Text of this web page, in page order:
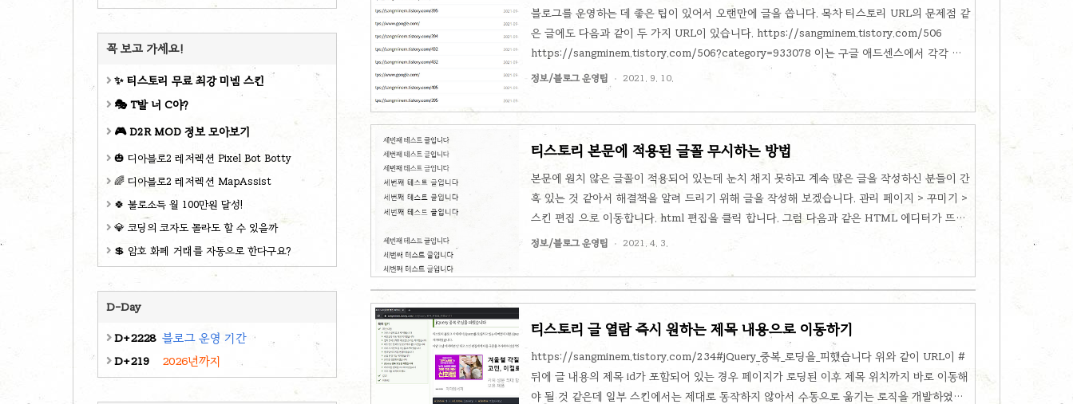
꼭 보고 가세요!
✨ 티스토리 무료 최강 미넴 스킨
🎭 T발 너 C야?
🎮 D2R MOD 정보 모아보기
🎃 디아블로2 레저렉션 Pixel Bot Botty
🌈 디아블로2 레저렉션 MapAssist
🍀 불로소득 월 100만원 달성!
💎 코딩의 코자도 몰라도 할 수 있을까
💲 암호 화폐 거래를 자동으로 한다구요?
D-Day
D+2228 블로그 운영 기간
D+219
2026년까지
블로그를 운영하는 데 좋은 팁이 있어서 오랜만에 글을 씁니다. 목차 티스토리 URL의 문제점 같
은 글에도 다음과 같이 두 가지 URL이 있습니다. https://sangminem.tistory.com/506
https://sangminem.tistory.com/506?category=933078 이는 구글 애드센스에서 각각 다
른 URL로 취급하여 페이지 뷰 수를 분산시켜 광고 단가에 안 좋은 영향을 준다고 합니다. 보통
페이지 뷰 수가 높을 수록 광고 단가가 높다고 하네요. 따라서 블로그 카테고리 페이지에서 글을
접근할 때 생기는 링크의 ?category= 이후 부분을 모두 제거하여 단일 URL로만 접근하도록 유
도하는 것이 좋습니다. 얼마 전까지 그냥 보기 안좋다는 정도로만 생각하고 이 문제를 해결할
생..
정보/블로그 운영팁 2021. 9. 10.
티스토리 본문에 적용된 글꼴 무시하는 방법
본문에 원치 않은 글꼴이 적용되어 있는데 눈치 채지 못하고 계속 많은 글을 작성하신 분들이 간
혹 있는 것 같아서 해결책을 알려 드리기 위해 글을 작성해 보겠습니다. 관리 페이지 > 꾸미기 >
스킨 편집 으로 이동합니다. html 편집을 클릭 합니다. 그럼 다음과 같은 HTML 에디터가 뜨는
데 CSS 탭을 선택합니다. 다음과 같이 코드를 작성하시면 됩니다.
DemiLight',AppleSDGothicNeo-Regular,'Malgun Gothic','맑은 고딕',dotum,돋움,sans-
정보/블로그 운영팁 2021. 4. 3.
티스토리 글 열람 즉시 원하는 제목 내용으로 이동하기
https://sangminem.tistory.com/234#jQuery_중복_로딩을_피했습니다 위와 같이 URL이 #
뒤에 글 내용의 제목 id가 포함되어 있는 경우 페이지가 로딩된 이후 제목 위치까지 바로 이동해
야 될 것 같은데 일부 스킨에서는 제대로 동작하지 않아서 수동으로 옮기는 로직을 개발하였습